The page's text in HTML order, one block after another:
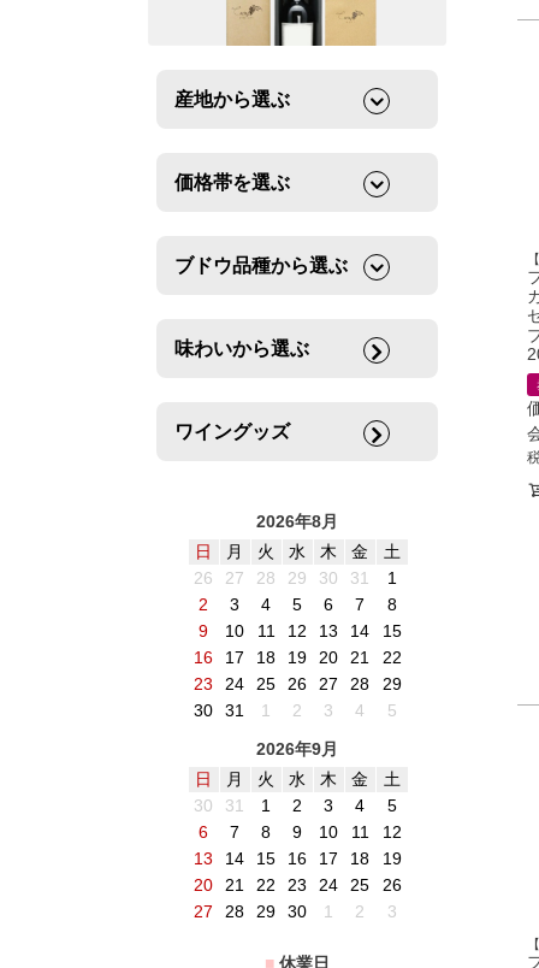
産地から選ぶ
価格帯を選ぶ
ブドウ品種から選ぶ
味わいから選ぶ
ワイングッズ
2026年8月
日
月 火 水 木 金
土
26
27 28 29 30 31
1
2
3 4 5 6 7
8
9
10 11 12 13 14
15
16
17 18 19 20 21
22
23
24 25 26 27 28
29
30
31 1 2 3 4
5
2026年9月
日
月 火 水 木 金
土
30
31 1 2 3 4
5
6
7 8 9 10 11
12
13
14 15 16 17 18
19
20
21 22 23 24 25
26
27
28 29 30 1 2 3
■ 休業日